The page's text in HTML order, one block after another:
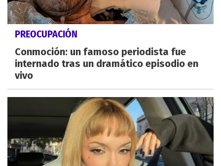
PREOCUPACIÓN
Conmoción: un famoso periodista fue
internado tras un dramático episodio en
vivo